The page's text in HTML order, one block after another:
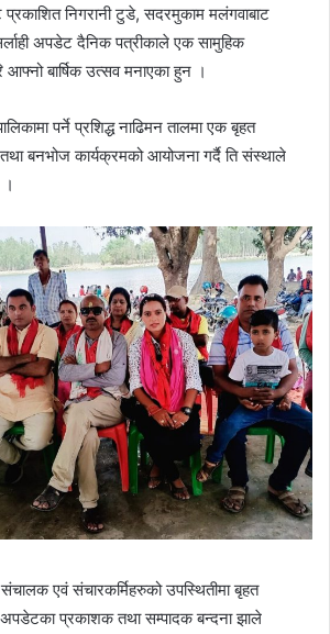
प्रकाशित निगरानी टुडे, सदरमुकाम मलंगवाबाट
अपडेट दैनिक पत्रीकाले एक सामुहिक
बार्षिक उत्सव मनाएका हुन ।
पर्ने प्रशिद्ध नाढिमन तालमा एक बृहत
बनभोज कार्यक्रमको आयोजना गर्दै ति संस्थाले
।
एवं संचारकर्मिहरुको उपस्थितीमा बृहत
अपडेटका प्रकाशक तथा सम्पादक बन्दना झाले